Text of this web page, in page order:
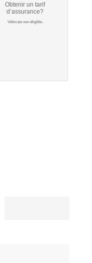
Obtenir un tarif
d’assurance?
Véhicule non éligible.